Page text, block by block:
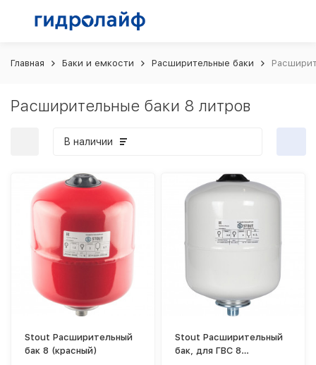
Главная Баки и емкости Расширительные баки
Расширительные баки 8 литров
В наличии
Stout Расширительный
бак 8 (красный)
Stout Расширительный
бак, для ГВС 8